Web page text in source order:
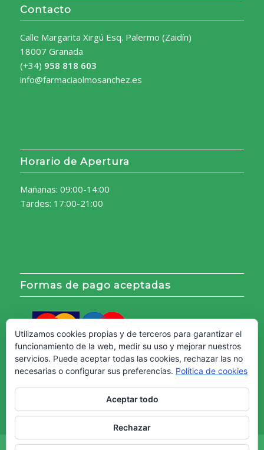
Contacto
Calle Margarita Xirgú Esq. Palermo (Zaidín)
18007 Granada
(+34) 958 818 603
info@farmaciaolmosanchez.es
Horario de Apertura
Mañanas: 09:00-14:00
Tardes: 17:00-21:00
Formas de pago aceptadas
Utilizamos cookies propias y de terceros para garantizar el
funcionamiento de la web, medir su uso y mejorar nuestros
servicios. Puede aceptar todas las cookies, rechazar las no
necesarias o configurar sus preferencias. Política de cookies
Aceptar todo
Rechazar